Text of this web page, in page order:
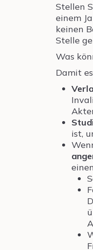
Stellen
einem
keinen
Stelle
Was
Damit
ist,